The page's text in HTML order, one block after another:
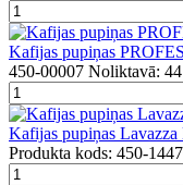
Kafijas pupiņas
450-00007 Noliktavā: 44
Kafijas pupiņas Lavazza
Produkta kods: 450-